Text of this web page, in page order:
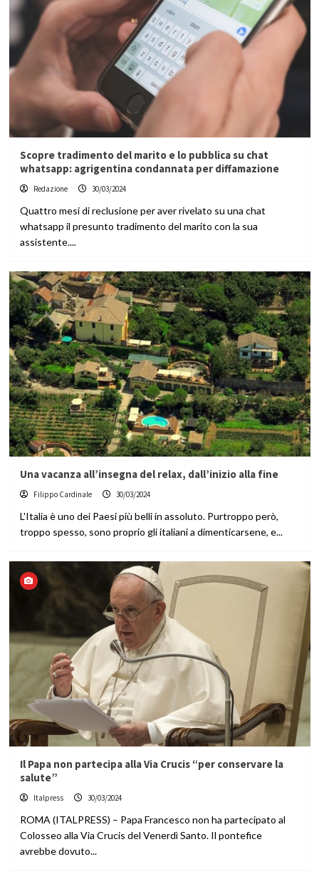
Scopre tradimento del marito e lo pubblica su chat
whatsapp: agrigentina condannata per diffamazione
Redazione 30/03/2024
Quattro mesi di reclusione per aver rivelato su una chat
whatsapp il presunto tradimento del marito con la sua
assistente....
Una vacanza all’insegna del relax, dall’inizio alla fine
Filippo Cardinale 30/03/2024
L'Italia è uno dei Paesi più belli in assoluto. Purtroppo però,
troppo spesso, sono proprio gli italiani a dimenticarsene, e...
Il Papa non partecipa alla Via Crucis “per conservare la
salute”
Italpress 30/03/2024
ROMA (ITALPRESS) – Papa Francesco non ha partecipato al
Colosseo alla Via Crucis del Venerdì Santo. Il pontefice
avrebbe dovuto...